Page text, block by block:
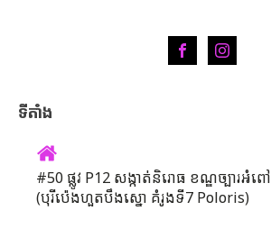
ទីតាំង
#50 ផ្លូវ P12 សង្កាត់និរោធ ខណ្ឌច្បារអំពៅ
(បុរីប៉េងហួតបឹងស្នោ គំរូងទី7 Poloris)